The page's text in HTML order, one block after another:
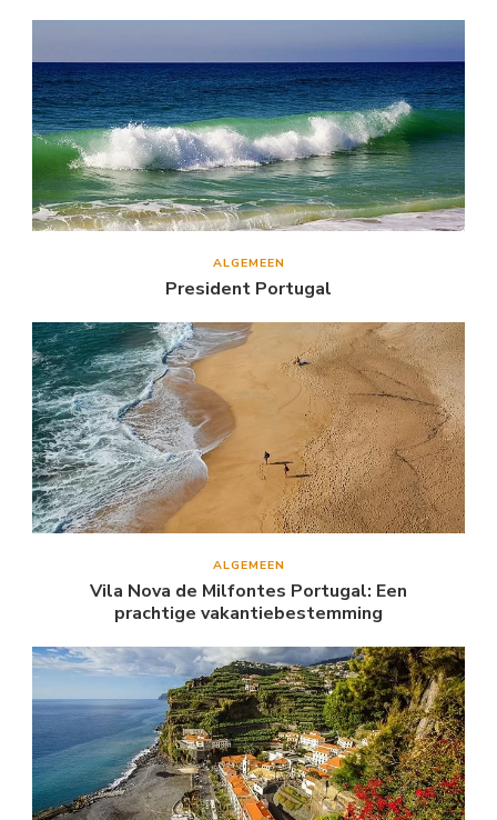
ALGEMEEN
President Portugal
ALGEMEEN
Vila Nova de Milfontes Portugal: Een
prachtige vakantiebestemming